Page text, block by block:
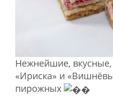
Нежнейшие,
«Ириска» и
пирожных